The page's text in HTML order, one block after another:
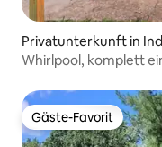
Privatunterkunft in
Whirlpool, komplett
Gäste-Favorit
Gäste-Favorit